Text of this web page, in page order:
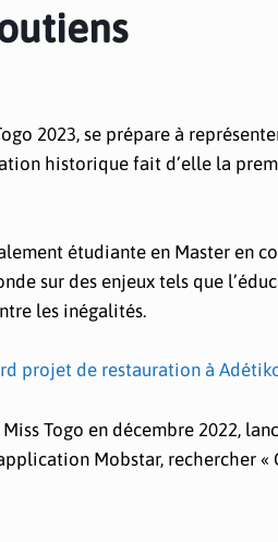
2023, se prépare à
historique fait d’elle la
étudiante en Master en
sur des enjeux tels que
les inégalités.
projet de restauration à
Togo en décembre 2022,
Mobstar, rechercher «